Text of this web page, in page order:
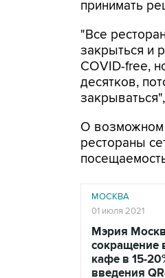
принимать
"Все
закрыться и
COVID-free,
десятков,
О возможном
рестораны
МОСКВА
01 июля 2021
Мэрия
сокращение
кафе в 15-
введения